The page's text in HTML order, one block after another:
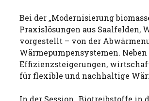
Bei der „Modernisierung
Praxislösungen aus Saalfelden,
vorgestellt – von der
Wärmepumpensystemen.
Effizienzsteigerungen,
für flexible und nachhaltige
In der Session „Biotreibstoffe in